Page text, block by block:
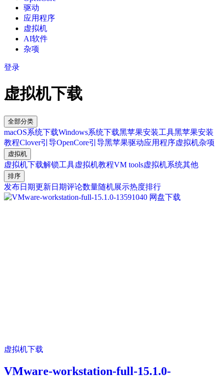
驱动
应用程序
虚拟机
AI软件
杂项
登录
虚拟机下载
全部分类
macOS系统下载Windows系统下载黑苹果安装工具黑苹果安装
教程Clover引导OpenCore引导黑苹果驱动应用程序虚拟机杂项
虚拟机
虚拟机下载解锁工具虚拟机教程VM tools虚拟机系统其他
排序
发布日期更新日期评论数量随机展示热度排行
虚拟机下载
VMware-workstation-full-15.1.0-